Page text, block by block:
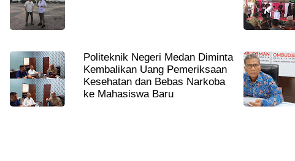
Politeknik Negeri Medan Diminta
Kembalikan Uang Pemeriksaan
Kesehatan dan Bebas Narkoba
ke Mahasiswa Baru